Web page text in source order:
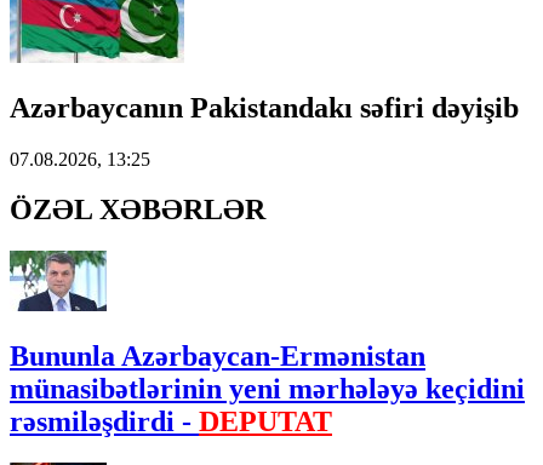
Azərbaycanın Pakistandakı səfiri dəyişib
07.08.2026, 13:25
ÖZƏL XƏBƏRLƏR
Bununla Azərbaycan-Ermənistan
münasibətlərinin yeni mərhələyə keçidini
rəsmiləşdirdi - DEPUTAT